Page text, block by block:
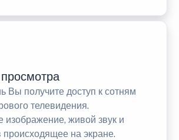
Вы получите доступ к сотням
телевидения.
изображение, живой звук и
происходящее на экране.